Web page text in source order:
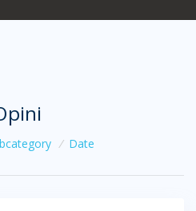
/ Date